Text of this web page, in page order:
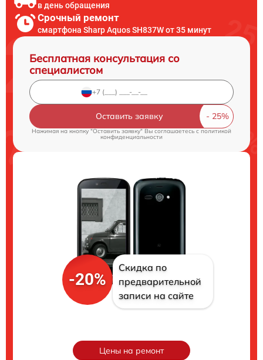
в день обращения
Срочный ремонт
смартфона Sharp Aquos SH837W от 35 минут
Бесплатная консультация со
специалистом
Оставить заявку
Нажимая на кнопку "Оставить заявку" Вы соглашаетесь cполитикой
конфиденциальности
-20%
Скидка по
предварительной
записи на сайте
Цены на ремонт